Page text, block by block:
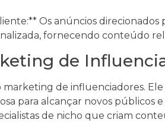
Os anúncios
fornecendo conteúdo
de
de influenciadores.
para alcançar novos públicos
de nicho que criam